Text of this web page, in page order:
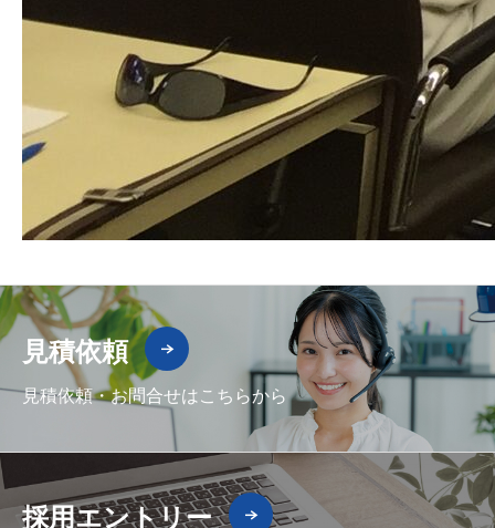
見積依頼
見積依頼・お問合せはこちらから
採用エントリー